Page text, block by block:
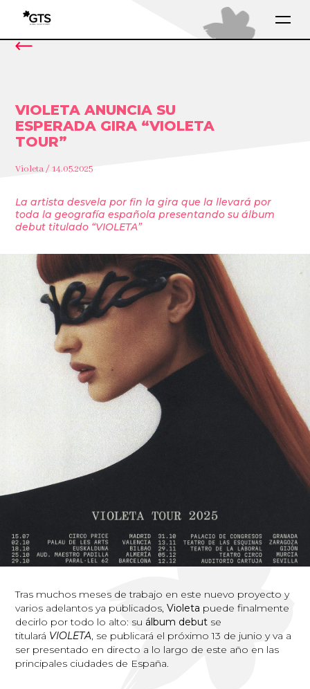
VIOLETA ANUNCIA SU
ESPERADA GIRA “VIOLETA
TOUR”
Violeta / 14.05.2025
La artista desvela por fin la gira que la llevará por
toda la geografía española presentando su álbum
debut titulado “VIOLETA”
Tras muchos meses de trabajo en este nuevo proyecto y
varios adelantos ya publicados,Violeta puede finalmente
decirlo por todo lo alto: su álbum debut se
titulará VIOLETA , se publicará el próximo 13 de junio y va a
ser presentado en directo a lo largo de este año en las
principales ciudades de España.